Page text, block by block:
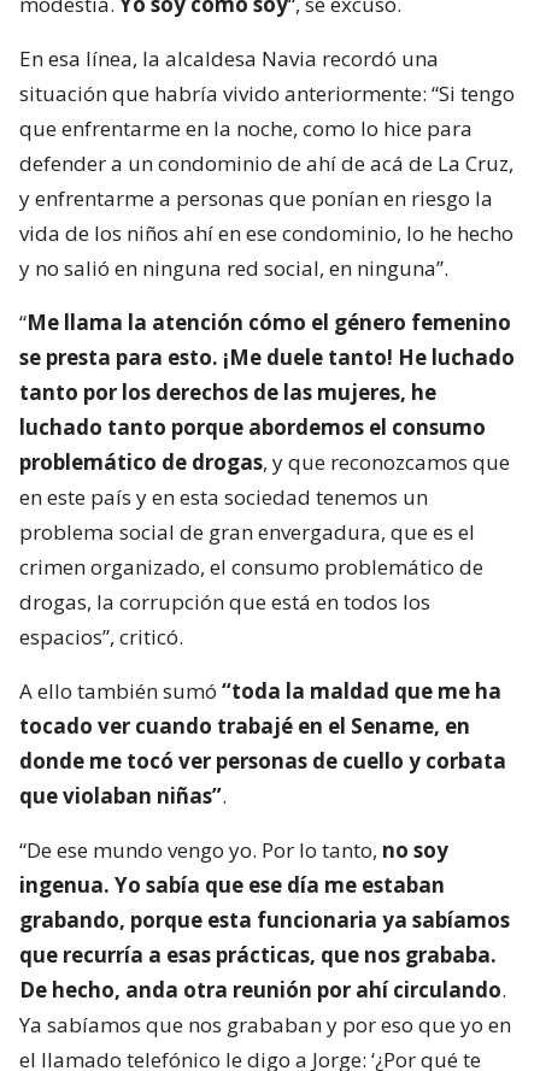
En esa línea, la alcaldesa Navia recordó una
situación que habría vivido anteriormente: “Si tengo
que enfrentarme en la noche, como lo hice para
defender a un condominio de ahí de acá de La Cruz,
y enfrentarme a personas que ponían en riesgo la
vida de los niños ahí en ese condominio, lo he hecho
y no salió en ninguna red social, en ninguna”.
“Me llama la atención cómo el género femenino
se presta para esto. ¡Me duele tanto! He luchado
tanto por los derechos de las mujeres, he
luchado tanto porque abordemos el consumo
problemático de drogas, y que reconozcamos que
en este país y en esta sociedad tenemos un
problema social de gran envergadura, que es el
crimen organizado, el consumo problemático de
drogas, la corrupción que está en todos los
espacios”, criticó.
A ello también sumó “toda la maldad que me ha
tocado ver cuando trabajé en el Sename, en
donde me tocó ver personas de cuello y corbata
que violaban niñas”.
“De ese mundo vengo yo. Por lo tanto, no soy
ingenua. Yo sabía que ese día me estaban
grabando, porque esta funcionaria ya sabíamos
que recurría a esas prácticas, que nos grababa.
De hecho, anda otra reunión por ahí circulando.
Ya sabíamos que nos grababan y por eso que yo en
el llamado telefónico le digo a Jorge: ‘¿Por qué te